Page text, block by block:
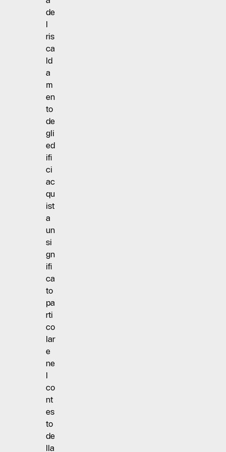
de
l
ris
ca
ld
a
m
en
to
de
gli
ed
ifi
ci
ac
qu
ist
a
un
si
gn
ifi
ca
to
pa
rti
co
lar
e
ne
l
co
nt
es
to
de
lla